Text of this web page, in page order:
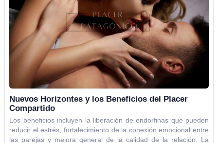
Nuevos Horizontes y los Beneficios del Placer
Compartido
Los beneficios incluyen la liberación de endorfinas que pueden
reducir el estrés, fortalecimiento de la conexión emocional entre
las parejas y mejora general de la calidad de la relación. La